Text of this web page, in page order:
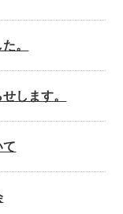
。
します。